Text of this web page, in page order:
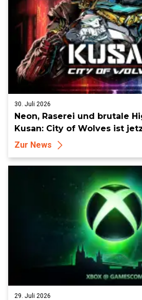
30. Juli 2026
Neon, Raserei und brutale
Kusan: City of Wolves ist
Zur News
29. Juli 2026